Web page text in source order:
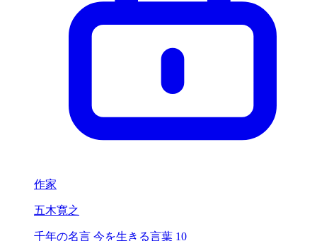
作家
五木寛之
千年の名言 今を生きる言葉 10